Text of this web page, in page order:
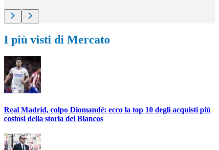
I più visti di Mercato
Real Madrid, colpo Diomandé: ecco la top 10 degli acquisti più
costosi della storia dei Blancos